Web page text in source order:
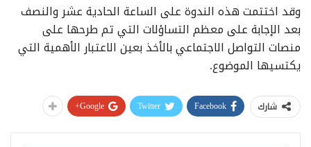
وقد اختتمت هذه الندوة على الساعة الحادية عشر والنصف
بعد الإجابة على معظم التساؤلات التي تم طرحها على
منصات التواصل الاجتماعي بالأخذ بعين الاعتبار الأهمية التي
يكتسيها الموضوع.
شارك Facebook
Twitter
Google+